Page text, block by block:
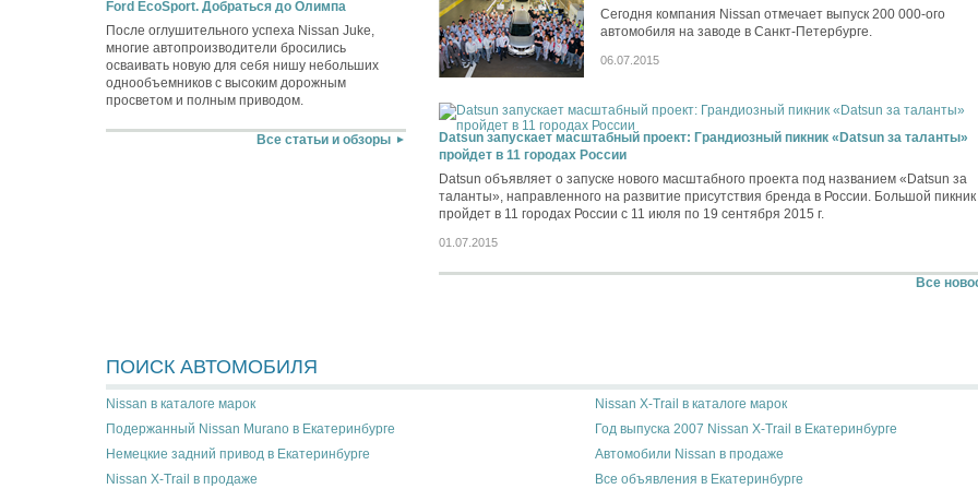
Ford EcoSport. Добраться до Олимпа
После оглушительного успеха Nissan Juke,
многие автопроизводители бросились
осваивать новую для себя нишу небольших
однообъемников с высоким дорожным
просветом и полным приводом.
Все статьи и обзоры
Сегодня компания Nissan отмечает выпуск 200 000-ого
автомобиля на заводе в Санкт-Петербурге.
06.07.2015
Datsun запускает масштабный проект: Грандиозный пикник «Datsun за таланты»
пройдет в 11 городах России
Datsun объявляет о запуске нового масштабного проекта под названием «Datsun за
таланты», направленного на развитие присутствия бренда в России. Большой пикник
пройдет в 11 городах России с 11 июля по 19 сентября 2015 г.
01.07.2015
Все
ПОИСК АВТОМОБИЛЯ
Nissan в каталоге марок
Nissan X-Trail в каталоге марок
Подержанный Nissan Murano в Екатеринбурге
Год выпуска 2007 Nissan X-Trail в Екатеринбурге
Немецкие задний привод в Екатеринбурге
Автомобили Nissan в продаже
Nissan X-Trail в продаже
Все объявления в Екатеринбурге